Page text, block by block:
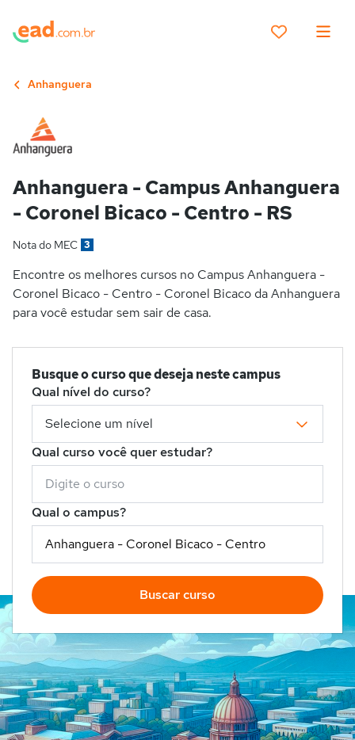
Anhanguera
Anhanguera - Campus Anhanguera
- Coronel Bicaco - Centro - RS
Nota do MEC 3
Encontre os melhores cursos no Campus Anhanguera -
Coronel Bicaco - Centro - Coronel Bicaco da Anhanguera
para você estudar sem sair de casa.
Busque o curso que deseja neste campus
Qual nível do curso?
Qual curso você quer estudar?
Qual o campus?
Buscar curso